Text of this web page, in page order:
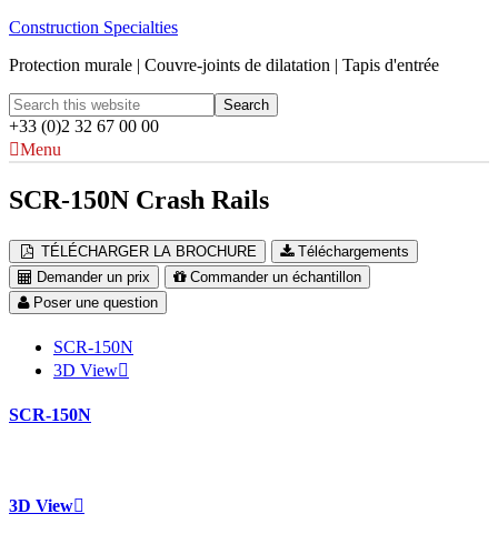
Construction Specialties
Protection murale | Couvre-joints de dilatation | Tapis d'entrée
+33 (0)2 32 67 00 00
Menu
SCR-150N Crash Rails
TÉLÉCHARGER LA BROCHURE
Téléchargements
Demander un prix
Commander un échantillon
Poser une question
SCR-150N
3D View
SCR-150N
3D View